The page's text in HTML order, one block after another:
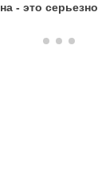
- это серьезно